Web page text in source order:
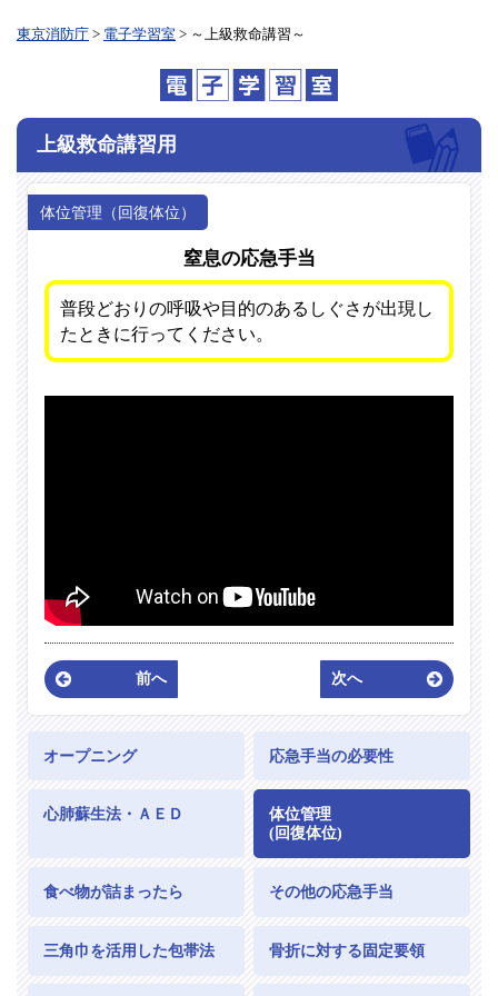
東京消防庁 > 電子学習室 > ～上級救命講習～
上級救命講習用
体位管理（回復体位）
窒息の応急手当
普段どおりの呼吸や目的のあるしぐさが出現し
たときに行ってください。
前へ 次へ
オープニング 応急手当の必要性
心肺蘇生法・ＡＥＤ
体位管理
(回復体位)
食べ物が詰まったら その他の応急手当
三角巾を活用した包帯法 骨折に対する固定要領